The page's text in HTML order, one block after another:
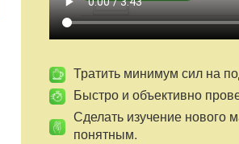
Подобранный материал к мероприятию
Данное мероприятие соответствует
Ход
Организационный момент:
- Good morning! Do you like the
because I like presents.
Тратить минимум сил на
Быстро и объективно
Сделать изучение нового
понятным.